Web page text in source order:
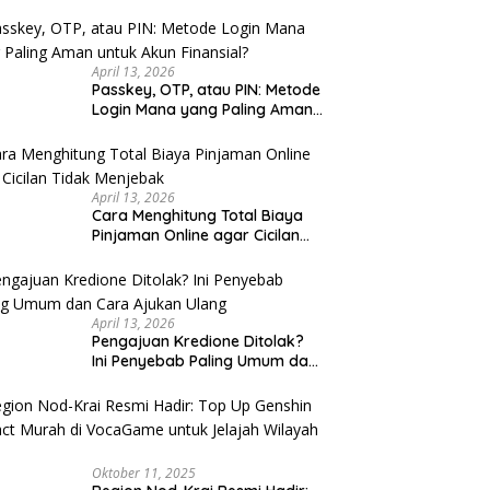
April 13, 2026
Passkey, OTP, atau PIN: Metode
Login Mana yang Paling Aman
April 13, 2026
Cara Menghitung Total Biaya
Pinjaman Online agar Cicilan
April 13, 2026
Pengajuan Kredione Ditolak?
Ini Penyebab Paling Umum dan
Oktober 11, 2025